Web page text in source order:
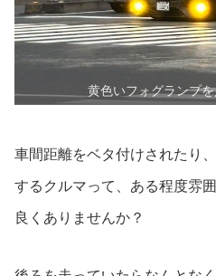
黄色いフォグランプ
車間距離をベタ付けされたり
するクルマって、ある程度雰
良くありませんか？